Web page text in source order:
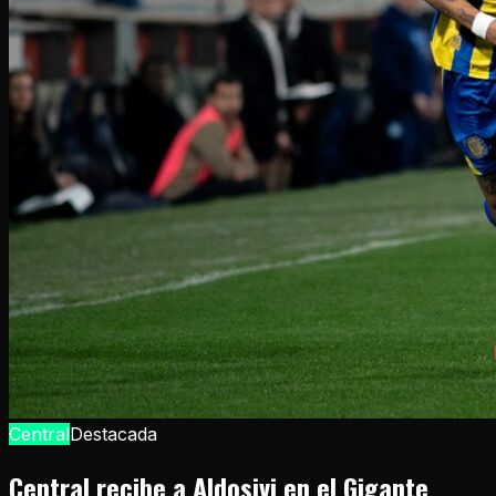
CentralDestacada
Central recibe a Aldosivi en el Gigante